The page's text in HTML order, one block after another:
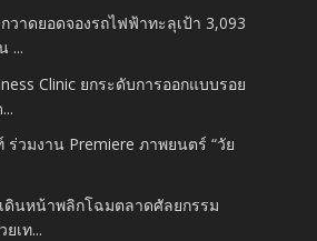
วาดยอดจองรถไฟฟ้าทะลุเป้า 3,093
...
Clinic ยกระดับการออกแบบรอย
ร่วมงาน Premiere ภาพยนตร์ “วัย
ดินหน้าพลิกโฉมตลาดศัลยกรรม
เท...